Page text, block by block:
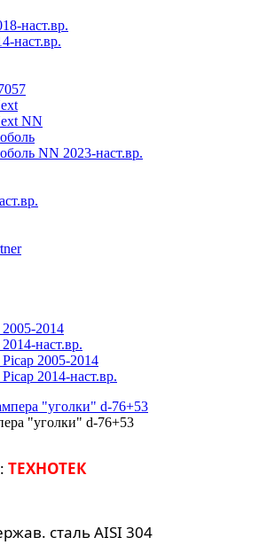
наст.вр.
наст.вр.
NN
NN 2023-наст.вр.
2014
наст.вр.
2005-2014
2014-наст.вр.
"уголки" d-76+53
ТЕХНОТЕК
сталь AISI 304